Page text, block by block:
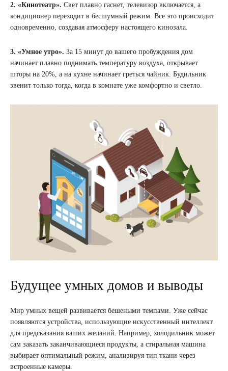
2. «Кинотеатр». Свет плавно гаснет, телевизор включается, а
кондиционер переходит в бесшумный режим. Все это происходит
одновременно, создавая атмосферу настоящего кинозала.
3. «Умное утро». За 15 минут до вашего пробуждения дом
начинает плавно поднимать температуру воздуха, открывает
шторы на 20%, а на кухне начинает греться чайник. Будильник
звенит только тогда, когда в комнате уже комфортно и светло.
Будущее умных домов и выводы
Мир умных вещей развивается бешеными темпами. Уже сейчас
появляются устройства, использующие искусственный интеллект
для предсказания ваших желаний. Например, холодильник может
сам заказать заканчивающиеся продукты, а стиральная машина
выбирает оптимальный режим, анализируя тип ткани через
встроенные камеры.